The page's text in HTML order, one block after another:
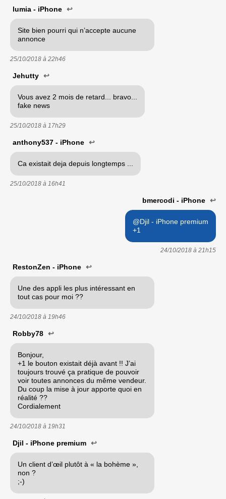
lumia - iPhone ↩
Site bien pourri qui n’accepte aucune
annonce
25/10/2018 à 22h46
Jehutty ↩
Vous avez 2 mois de retard... bravo...
fake news
25/10/2018 à 17h29
anthony537 - iPhone ↩
Ca existait deja depuis longtemps ...
25/10/2018 à 16h41
bmercodi - iPhone ↩
@Djil - iPhone premium
+1
24/10/2018 à 21h15
RestonZen - iPhone ↩
Une des appli les plus intéressant en
tout cas pour moi ??
24/10/2018 à 19h46
Robby78 ↩
Bonjour,
+1 le bouton existait déjà avant !! J’ai
toujours trouvé ça pratique de pouvoir
voir toutes annonces du même vendeur.
Du coup la mise à jour apporte quoi en
réalité ??
Cordialement
24/10/2018 à 19h31
Djil - iPhone premium ↩
Un client d’œil plutôt à « la bohème »,
non ?
;-)